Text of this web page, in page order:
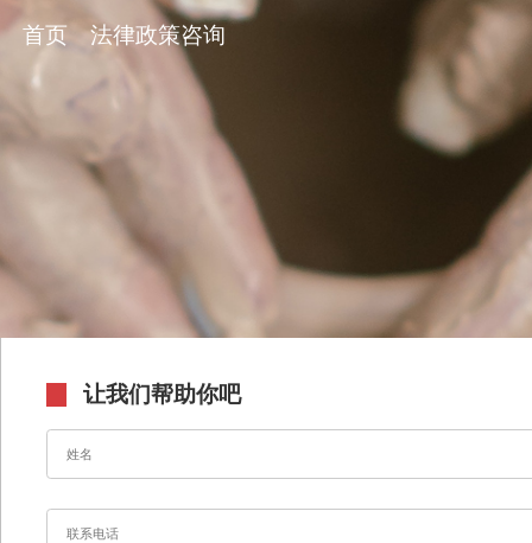
首页 法律政策咨询